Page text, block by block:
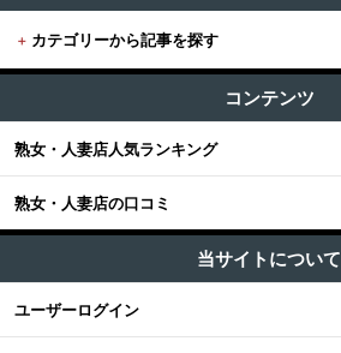
東京全域
新宿・歌舞伎町・新大久保・高田馬場
池袋・大塚・巣鴨・練馬
五反田・品川・高輪・蒲田
新橋・汐留・銀座・六本木
関東版TOP
埼玉県
神奈川県
茨城県
+関西
関西全域
大阪府
兵庫県
東海・北陸・甲信越版TOP
東海・北陸・甲信越全域
静岡県
中国・四国版TOP
中国・四国全域
+九州・沖縄
九州・沖縄版TOP
+ カテゴリーから記事を探す
コンテンツ
熟女・人妻店人気ランキング
熟女・人妻店の口コミ
当サイトについて
ユーザーログイン